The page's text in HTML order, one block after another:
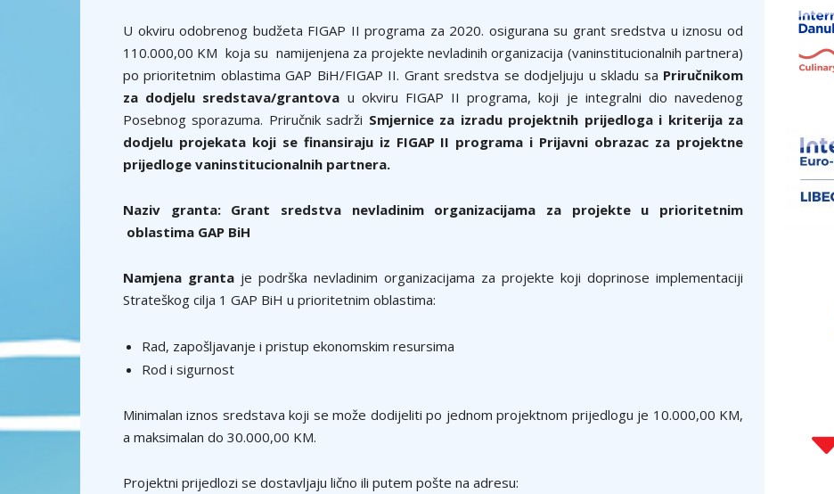
U okviru odobrenog budžeta FIGAP II programa za 2020. osigurana su grant sredstva u iznosu od
110.000,00 KM koja su namijenjena za projekte nevladinih organizacija (vaninstitucionalnih partnera)
po prioritetnim oblastima GAP BiH/FIGAP II. Grant sredstva se dodjeljuju u skladu sa Priručnikom
za dodjelu sredstava/grantova u okviru FIGAP II programa, koji je integralni dio navedenog
Posebnog sporazuma. Priručnik sadrži Smjernice za izradu projektnih prijedloga i kriterija za
dodjelu projekata koji se finansiraju iz FIGAP II programa i Prijavni obrazac za projektne
prijedloge vaninstitucionalnih partnera.
Naziv granta: Grant sredstva nevladinim organizacijama za projekte u prioritetnim
oblastima GAP BiH
Namjena granta je podrška nevladinim organizacijama za projekte koji doprinose implementaciji
Strateškog cilja 1 GAP BiH u prioritetnim oblastima:
Rad, zapošljavanje i pristup ekonomskim resursima
Rod i sigurnost
Minimalan iznos sredstava koji se može dodijeliti po jednom projektnom prijedlogu je 10.000,00 KM,
a maksimalan do 30.000,00 KM.
Projektni prijedlozi se dostavljaju lično ili putem pošte na adresu: